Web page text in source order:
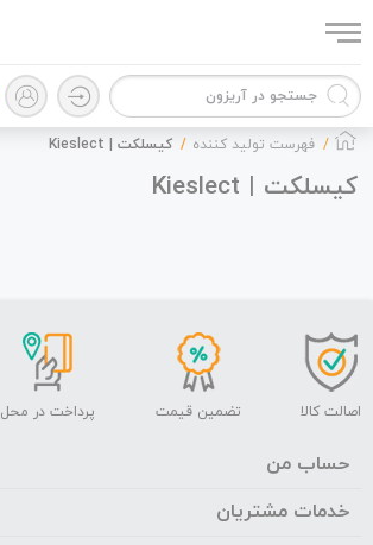
لوازم جانبی
فهرست تولید کننده کیسلکت | Kieslect
کیسلکت | Kieslect
اصالت کالا تضمین قیمت پرداخت در محل
حساب من
خدمات مشتریان